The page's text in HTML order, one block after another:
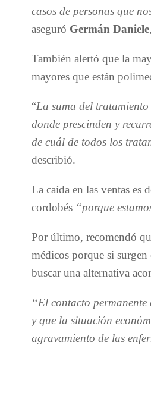
casos de personas que
aseguró Germán Daniele
También alertó que la
mayores que están
“La suma del tratamiento
donde prescinden y
de cuál de todos los
describió.
La caída en las ventas es
cordobés “porque
Por último, recomendó
médicos porque si
buscar una alternativa
“El contacto
y que la situación
agravamiento de las